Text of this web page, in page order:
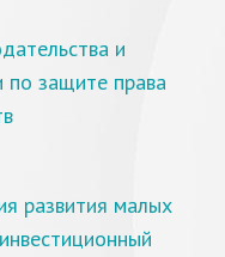
и
по защите права
развития малых